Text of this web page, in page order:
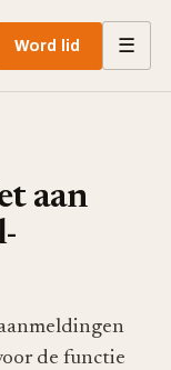
Word lid ☰
aan
de functie